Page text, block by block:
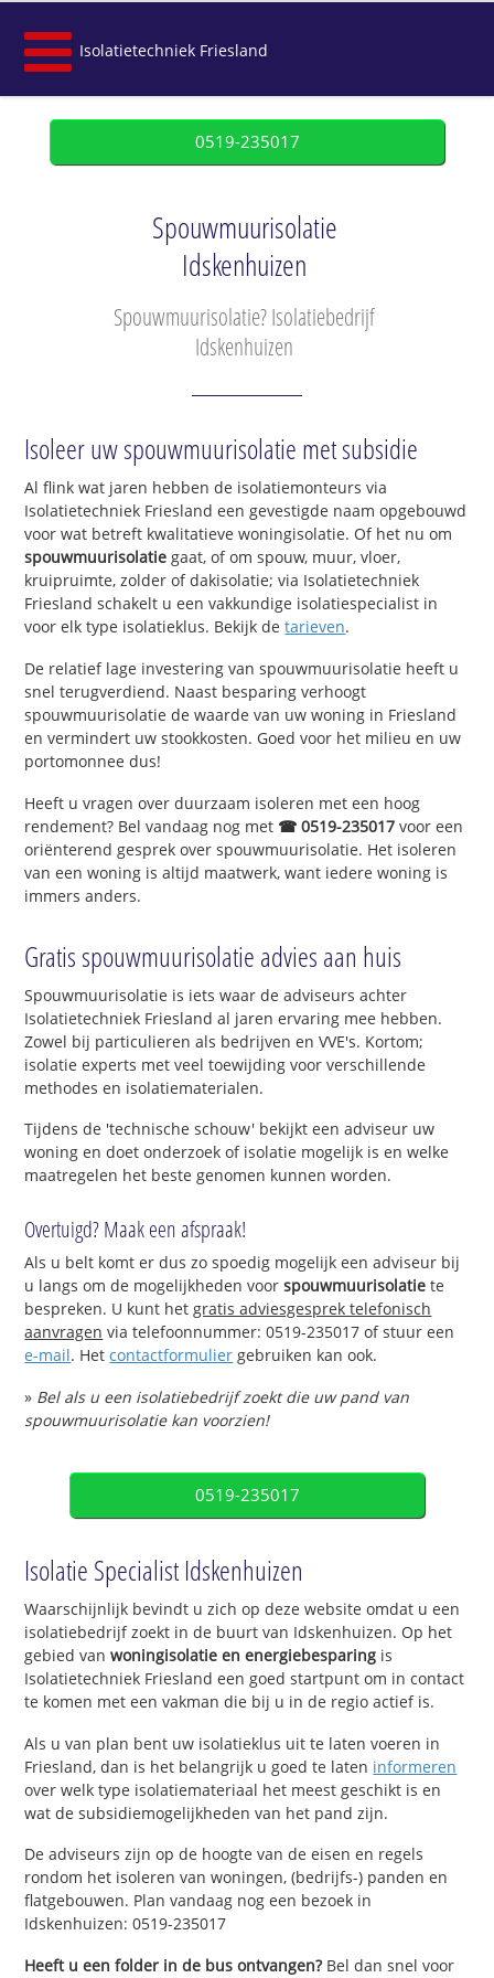
Isolatietechniek Friesland
0519-235017
Spouwmuurisolatie
Idskenhuizen
Spouwmuurisolatie? Isolatiebedrijf
Idskenhuizen
Isoleer uw spouwmuurisolatie met subsidie
Al flink wat jaren hebben de isolatiemonteurs via
Isolatietechniek Friesland een gevestigde naam opgebouwd
voor wat betreft kwalitatieve woningisolatie. Of het nu om
spouwmuurisolatie gaat, of om spouw, muur, vloer,
kruipruimte, zolder of dakisolatie; via Isolatietechniek
Friesland schakelt u een vakkundige isolatiespecialist in
voor elk type isolatieklus. Bekijk detarieven.
De relatief lage investering van spouwmuurisolatie heeft u
snel terugverdiend. Naast besparing verhoogt
spouwmuurisolatie de waarde van uw woning in Friesland
en vermindert uw stookkosten. Goed voor het milieu en uw
portomonnee dus!
Heeft u vragen over duurzaam isoleren met een hoog
rendement? Bel vandaag nog met ☎ 0519-235017 voor een
oriënterend gesprek over spouwmuurisolatie. Het isoleren
van een woning is altijd maatwerk, want iedere woning is
immers anders.
Gratis spouwmuurisolatie advies aan huis
Spouwmuurisolatie is iets waar de adviseurs achter
Isolatietechniek Friesland al jaren ervaring mee hebben.
Zowel bij particulieren als bedrijven en VVE's. Kortom;
isolatie experts met veel toewijding voor verschillende
methodes en isolatiematerialen.
Tijdens de 'technische schouw' bekijkt een adviseur uw
woning en doet onderzoek of isolatie mogelijk is en welke
maatregelen het beste genomen kunnen worden.
Overtuigd? Maak een afspraak!
Als u belt komt er dus zo spoedig mogelijk een adviseur bij
u langs om de mogelijkheden voorspouwmuurisolatie te
bespreken. U kunt hetgratis adviesgesprek telefonisch
aanvragen via telefoonnummer: 0519-235017 of stuur een
e-mail. Hetcontactformulier gebruiken kan ook.
» Bel als u een isolatiebedrijf zoekt die uw pand van
spouwmuurisolatie kan voorzien!
0519-235017
Isolatie Specialist Idskenhuizen
Waarschijnlijk bevindt u zich op deze website omdat u een
isolatiebedrijf zoekt in de buurt van Idskenhuizen. Op het
gebied vanwoningisolatie en energiebesparing is
Isolatietechniek Friesland een goed startpunt om in contact
te komen met een vakman die bij u in de regio actief is.
Als u van plan bent uw isolatieklus uit te laten voeren in
Friesland, dan is het belangrijk u goed te laten informeren
over welk type isolatiemateriaal het meest geschikt is en
wat de subsidiemogelijkheden van het pand zijn.
De adviseurs zijn op de hoogte van de eisen en regels
rondom het isoleren van woningen, (bedrijfs-) panden en
flatgebouwen. Plan vandaag nog een bezoek in
Idskenhuizen: 0519-235017
Heeft u een folder in de bus ontvangen?Bel dan snel voor